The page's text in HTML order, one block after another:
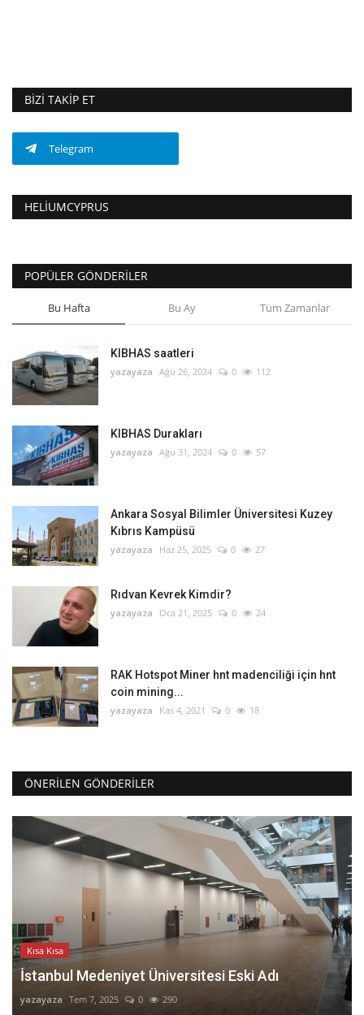
BIZI TAKIP ET
Telegram
HELIUMCYPRUS
POPÜLER GÖNDERILER
Bu Hafta Bu Ay Tüm Zamanlar
KIBHAS saatleri
yazayaza Ağu 26, 2024 0 112
KIBHAS Durakları
yazayaza Ağu 31, 2024 0 57
Ankara Sosyal Bilimler Üniversitesi Kuzey
Kıbrıs Kampüsü
yazayaza Haz 25, 2025 0 27
Rıdvan Kevrek Kimdir?
yazayaza Oca 21, 2025 0 24
RAK Hotspot Miner hnt madenciliği için hnt
coin mining...
yazayaza Kas 4, 2021 0 18
ÖNERILEN GÖNDERILER
Kısa Kısa
İstanbul Medeniyet Üniversitesi Eski Adı
yazayaza Tem 7, 2025 0 290